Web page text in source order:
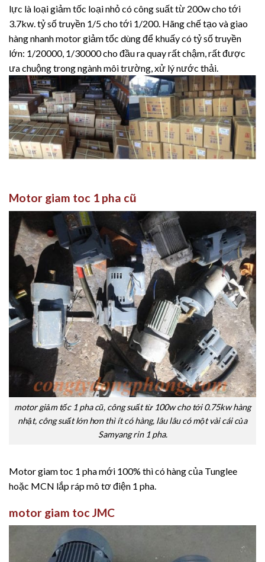
lực là loại giảm tốc loại nhỏ có công suất từ 200w cho tới
3.7kw. tỷ số truyền 1/5 cho tới 1/200. Hãng chế tạo và giao
hàng nhanh motor giảm tốc dùng để khuấy có tỷ số truyền
lớn: 1/20000, 1/30000 cho đầu ra quay rất chậm, rất được
ưa chuộng trong ngành môi trường, xử lý nước thải.
Motor giam toc 1 pha cũ
motor giảm tốc 1 pha cũ, công suất từ 100w cho tới 0.75kw hàng
nhật, công suất lớn hơn thì ít có hàng, lâu lâu có một vài cái của
Samyang rin 1 pha.
Motor giam toc 1 pha mới 100% thì có hàng của Tunglee
hoặc MCN lắp ráp mô tơ điện 1 pha.
motor giam toc JMC